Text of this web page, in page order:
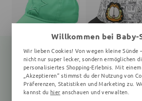
Basecap Sterne
grün
15,96 € 19,95 €
Basecap Garfield
schwarz, weiß
9,99 € 15,99 €
Willkommen bei Baby-
Wir lieben Cookies! Von wegen kleine Sünde
nicht nur super lecker, sondern ermöglichen
personalisiertes Shopping-Erlebnis. Mit
„Akzeptieren“ stimmst du der Nutzung von
Präferenzen, Statistiken und Marketing zu.
kannst du hier anschauen und verwalten.